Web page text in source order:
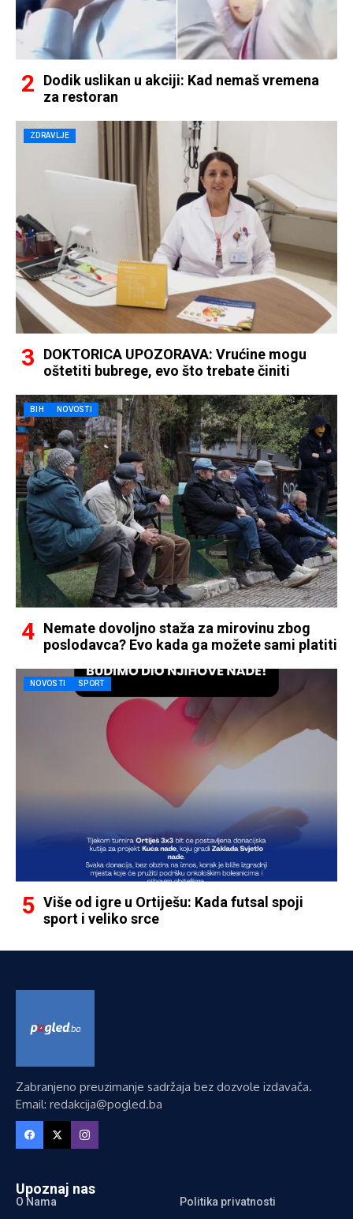
Dodik uslikan u akciji: Kad nemaš vremena
za restoran
ZDRAVLJE
DOKTORICA UPOZORAVA: Vrućine mogu
oštetiti bubrege, evo što trebate činiti
BIH NOVOSTI
Nemate dovoljno staža za mirovinu zbog
poslodavca? Evo kada ga možete sami platiti
NOVOSTI SPORT
Više od igre u Ortiješu: Kada futsal spoji
sport i veliko srce
Zabranjeno preuzimanje sadržaja bez dozvole izdavača.
Email: redakcija@pogled.ba
Upoznaj nas
O Nama
Politika privatnosti